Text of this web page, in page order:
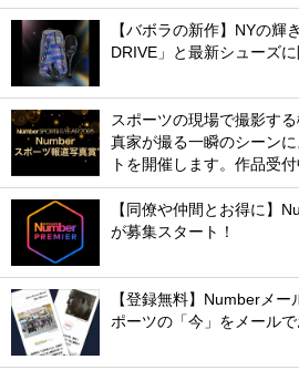
【バボラの新作】NYの輝
DRIVE」と最新シューズ
スポーツの現場で撮影す
真家が撮る一瞬のシーン
トを開催します。作品受付
【同僚や仲間とお得に】
が募集スタート！
【登録無料】Numberメ
ポーツの「今」をメールで